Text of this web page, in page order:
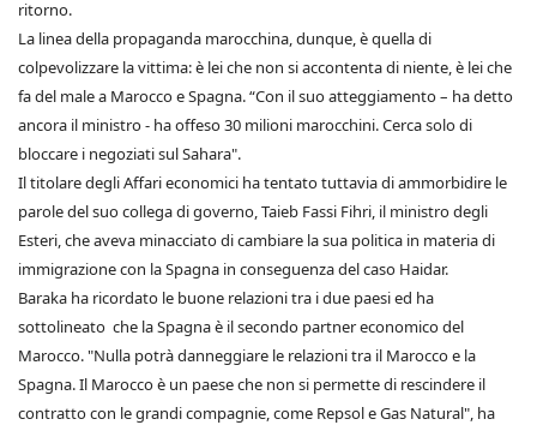
ritorno.
La linea della propaganda marocchina, dunque, è quella di
colpevolizzare la vittima: è lei che non si accontenta di niente, è lei che
fa del male a Marocco e Spagna. “Con il suo atteggiamento – ha detto
ancora il ministro - ha offeso 30 milioni marocchini. Cerca solo di
bloccare i negoziati sul Sahara".
Il titolare degli Affari economici ha tentato tuttavia di ammorbidire le
parole del suo collega di governo, Taieb Fassi Fihri, il ministro degli
Esteri, che aveva minacciato di cambiare la sua politica in materia di
immigrazione con la Spagna in conseguenza del caso Haidar.
Baraka ha ricordato le buone relazioni tra i due paesi ed ha
sottolineato che la Spagna è il secondo partner economico del
Marocco. "Nulla potrà danneggiare le relazioni tra il Marocco e la
Spagna. Il Marocco è un paese che non si permette di rescindere il
contratto con le grandi compagnie, come Repsol e Gas Natural", ha